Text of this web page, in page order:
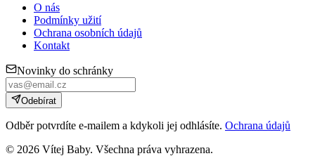
O nás
Podmínky užití
Ochrana osobních údajů
Kontakt
Novinky do schránky
Odebírat
Odběr potvrdíte e-mailem a kdykoli jej odhlásíte. Ochrana údajů
© 2026 Vítej Baby. Všechna práva vyhrazena.